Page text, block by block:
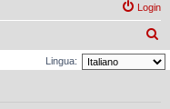
Login
e
Lingua: